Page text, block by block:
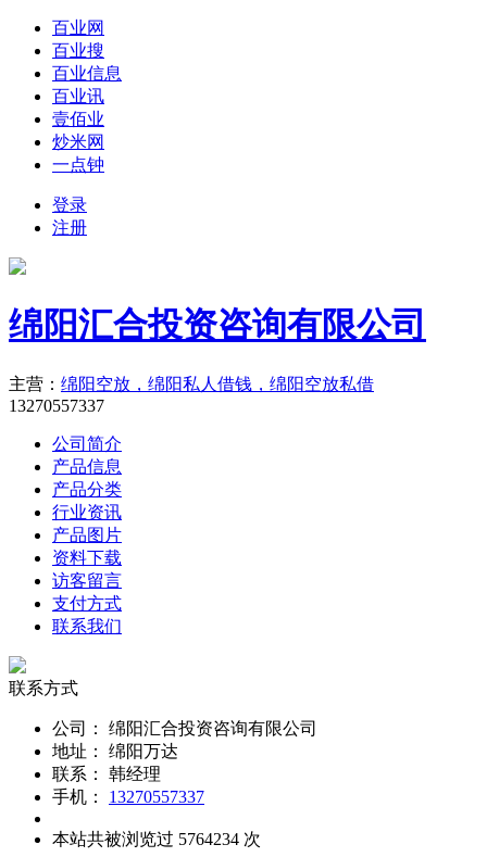
百业网
百业搜
百业信息
百业讯
壹佰业
炒米网
一点钟
登录
注册
绵阳汇合投资咨询有限公司
主营： 绵阳空放，绵阳私人借钱，绵阳空放私借
13270557337
公司简介
产品信息
产品分类
行业资讯
产品图片
资料下载
访客留言
支付方式
联系我们
联系方式
公司：
绵阳汇合投资咨询有限公司
地址：
绵阳万达
联系：
韩经理
手机：
13270557337
本站共被浏览过 5764234 次